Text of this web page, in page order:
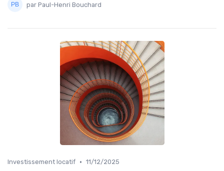
par Paul-Henri Bouchard
Investissement locatif • 11/12/2025